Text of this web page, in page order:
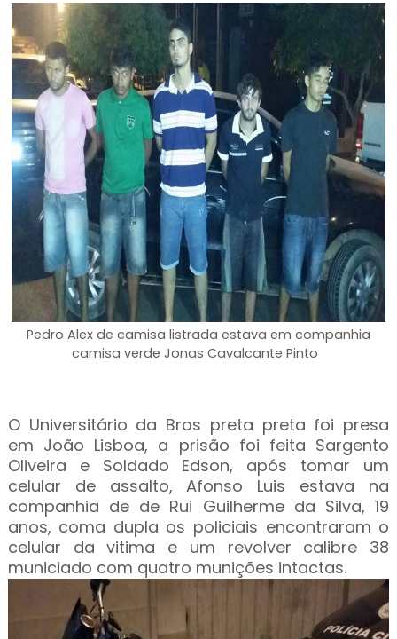
Pedro Alex de camisa listrada estava em companhia
camisa verde Jonas Cavalcante Pinto
O Universitário da Bros preta preta foi presa
em João Lisboa, a prisão foi feita Sargento
Oliveira e Soldado Edson, após tomar um
celular de assalto, Afonso Luis estava na
companhia de de Rui Guilherme da Silva, 19
anos, coma dupla os policiais encontraram o
celular da vitima e um revolver calibre 38
municiado com quatro munições intactas.